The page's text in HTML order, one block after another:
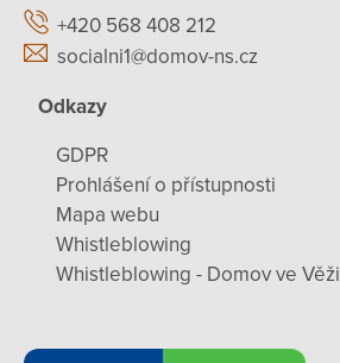
+420 568 408 212
socialni1@domov-ns.cz
Odkazy
GDPR
Prohlášení o přístupnosti
Mapa webu
Whistleblowing
Whistleblowing - Domov ve Věži